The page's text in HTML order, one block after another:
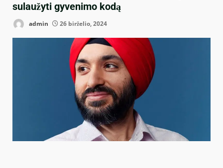
sulaužyti gyvenimo kodą
admin 26 birželio, 2024